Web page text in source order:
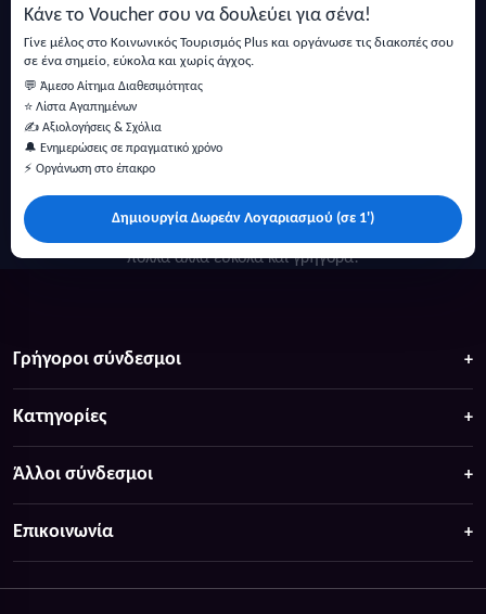
Κάνε το Voucher σου να δουλεύει για σένα!
Γίνε μέλος στο Κοινωνικός Τουρισμός Plus και οργάνωσε τις διακοπές σου
σε ένα σημείο, εύκολα και χωρίς άγχος.
💬 Άμεσο Αίτημα Διαθεσιμότητας
⭐ Λίστα Αγαπημένων
✍️ Αξιολογήσεις & Σχόλια
🔔 Ενημερώσεις σε πραγματικό χρόνο
⚡ Οργάνωση στο έπακρο
Δημιουργία Δωρεάν Λογαριασμού (σε 1')
πολλά άλλα ευκολα και γρήγορα!
Γρήγοροι σύνδεσμοι
Κατηγορίες
Άλλοι σύνδεσμοι
Επικοινωνία